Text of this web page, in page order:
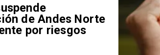
de Andes Norte
por riesgos